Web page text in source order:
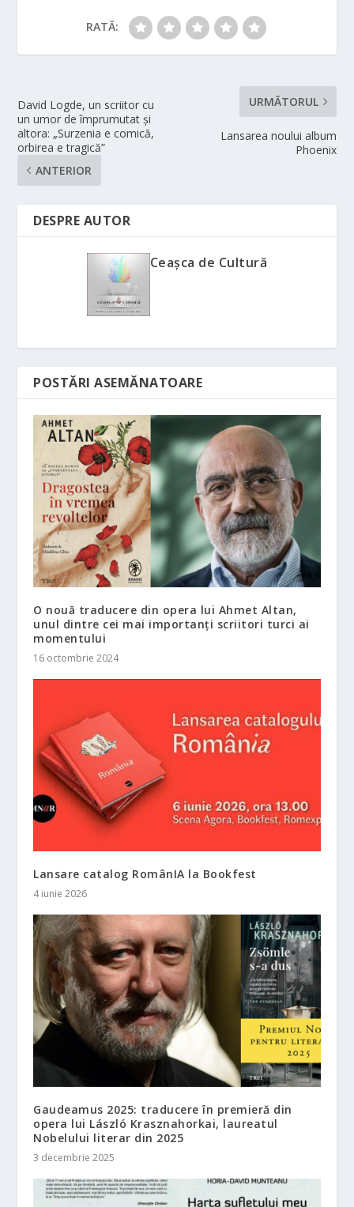
RATĂ:
David Logde, un scriitor cu
un umor de împrumutat și
altora: „Surzenia e comică,
orbirea e tragică”
ANTERIOR
URMĂTORUL
Lansarea noului album
Phoenix
DESPRE AUTOR
Ceașca de Cultură
POSTĂRI ASEMĂNATOARE
O nouă traducere din opera lui Ahmet Altan,
unul dintre cei mai importanți scriitori turci ai
momentului
16 octombrie 2024
Lansare catalog RomânIA la Bookfest
4 iunie 2026
Gaudeamus 2025: traducere în premieră din
opera lui László Krasznahorkai, laureatul
Nobelului literar din 2025
3 decembrie 2025